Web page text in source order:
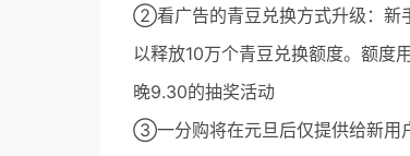
②看广告的青豆兑换方式升级：新
以释放10万个青豆兑换额度。额度
晚9.30的抽奖活动
③一分购将在元旦后仅提供给新用